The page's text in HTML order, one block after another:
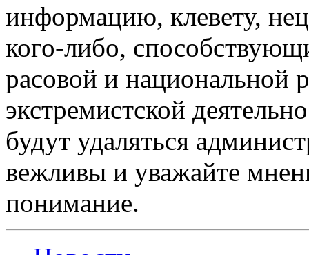
информацию, клевету,
кого-либо,
расовой и национальной
экстремистской
будут удаляться
вежливы и уважайте
понимание.